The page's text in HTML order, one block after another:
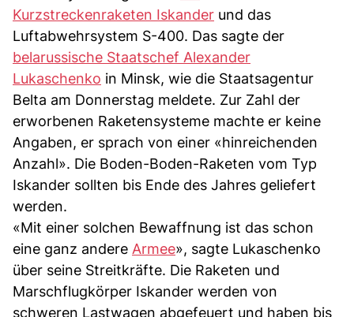
Kurzstreckenraketen Iskander und das
Luftabwehrsystem S-400. Das sagte der
belarussische Staatschef Alexander
Lukaschenko in Minsk, wie die Staatsagentur
Belta am Donnerstag meldete. Zur Zahl der
erworbenen Raketensysteme machte er keine
Angaben, er sprach von einer «hinreichenden
Anzahl». Die Boden-Boden-Raketen vom Typ
Iskander sollten bis Ende des Jahres geliefert
werden.
«Mit einer solchen Bewaffnung ist das schon
eine ganz andere Armee», sagte Lukaschenko
über seine Streitkräfte. Die Raketen und
Marschflugkörper Iskander werden von
schweren Lastwagen abgefeuert und haben bis